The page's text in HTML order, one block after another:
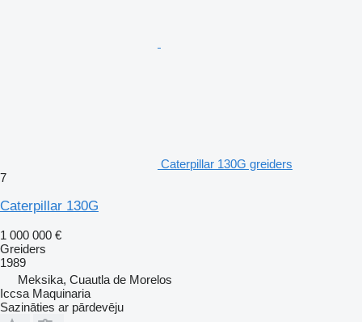
Caterpillar 130G greiders
7
Caterpillar 130G
1 000 000 €
Greiders
1989
Meksika, Cuautla de Morelos
Iccsa Maquinaria
Sazināties ar pārdevēju